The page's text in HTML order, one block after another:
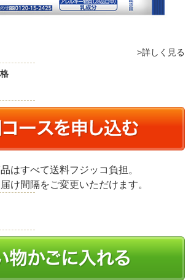
詳しく見る
はすべて送料フジッコ負担。
け間隔をご変更いただけます。